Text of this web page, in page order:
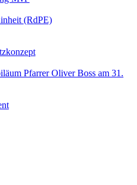
(RdPE)
Pfarrer Oliver Boss am 31.